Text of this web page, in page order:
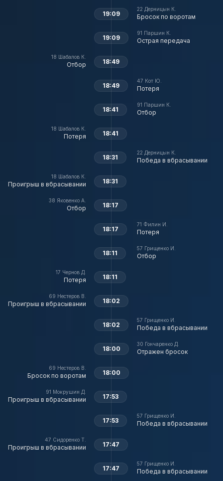
22 Дерницын К.
Бросок по воротам
19:09
91 Паршин К.
Острая передача
19:09
18 Шабалов К.
Отбор 18:49
47 Кот Ю.
Потеря
18:49
91 Паршин К.
Отбор
18:41
18 Шабалов К.
Потеря 18:41
22 Дерницын К.
Победа в вбрасывании
18:31
18 Шабалов К.
Проигрыш в вбрасывании 18:31
38 Яковенко А.
Отбор 18:17
71 Филин И.
Потеря
18:17
57 Грищенко И.
Отбор
18:11
17 Чернов Д.
Потеря 18:11
69 Нестеров В.
Проигрыш в вбрасывании 18:02
57 Грищенко И.
Победа в вбрасывании
18:02
30 Гончаренко Д.
Отражен бросок
18:00
69 Нестеров В.
Бросок по воротам 18:00
91 Мокрушин Д.
Проигрыш в вбрасывании 17:53
57 Грищенко И.
Победа в вбрасывании
17:53
47 Сидоренко Т.
Проигрыш в вбрасывании 17:47
57 Грищенко И.
Победа в вбрасывании
17:47